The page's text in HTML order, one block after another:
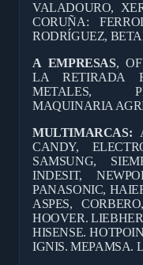
VALADOURO,
CORUÑA:
RODRÍGUEZ,
A EMPRESAS,
LA RETIRADA
METALES,
MAQUINARIA
MULTIMARCAS:
CANDY,
SAMSUNG,
INDESIT,
PANASONIC,
ASPES,
HOOVER.
HISENSE.
IGNIS. MEPAMSA.